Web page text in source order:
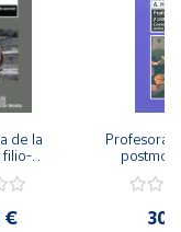
de la
filio-
la
€